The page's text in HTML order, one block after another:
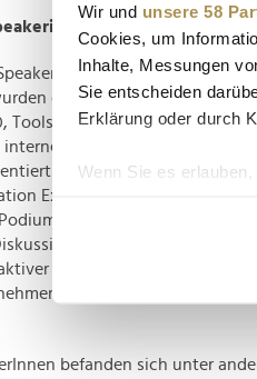
Wir und unsere 58
Cookies, um
Inhalte, Messungen
Sie entscheiden
Erklärung oder durch
Wenn Sie es
Erfahren Sie mehr
und die Zugriffe auf
und Speaker
und Speaker aus
den Teilnehmern
Tools und Public Tax-Tech
Digitalisierung, digitale
unter anderem durch
Excel – what's next? Wie
und
und Workshops
Teil der Debatte zu
Einblicke in die
befanden sich unter